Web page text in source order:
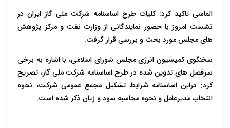
الماسی تاکید کرد: کلیات طرح اساسنامه شرکت ملی گاز ایران در
نشست امروز با حضور نمایندگانی از وزارت نفت و مرکز پژوهش
های مجلس مورد بحث و بررسی قرار گرفت.
سخنگوی کمیسیون انرژی مجلس شورای اسلامی، با اشاره به برخی
سرفصل های تدوین شده در طرح اساسنامه شرکت ملی گاز، تصریح
کرد: دراین اساسنامه شرایط تشکیل مجمع عمومی شرکت، نحوه
انتخاب مدیرعامل و نحوه محاسبه سود و زیان ذکر شده است.